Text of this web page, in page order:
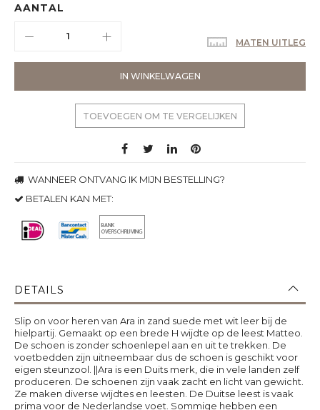
AANTAL
IN WINKELWAGEN
MATEN UITLEG
TOEVOEGEN OM TE VERGELIJKEN
WANNEER ONTVANG IK MIJN BESTELLING?
BETALEN KAN MET:
DETAILS
Slip on voor heren van Ara in zand suede met wit leer bij de
hielpartij. Gemaakt op een brede H wijdte op de leest Matteo.
De schoen is zonder schoenlepel aan en uit te trekken. De
voetbedden zijn uitneembaar dus de schoen is geschikt voor
eigen steunzool. ||Ara is een Duits merk, die in vele landen zelf
produceren. De schoenen zijn vaak zacht en licht van gewicht.
Ze maken diverse wijdtes en leesten. De Duitse leest is vaak
prima voor de Nederlandse voet. Sommige hebben een